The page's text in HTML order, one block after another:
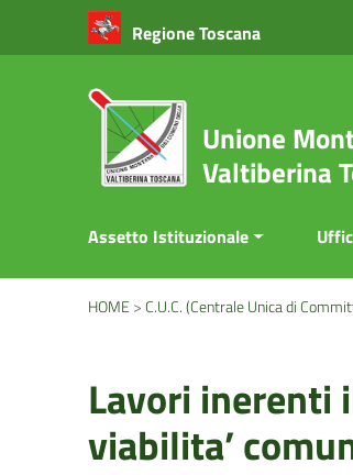
Vai ai contenuti
Vai al menu di navigazione
Regione Toscana
Unione
Valtiberina
Assetto Istituzionale
HOME >C.U.C. (Centrale Unica di
Lavori inerenti
viabilita’